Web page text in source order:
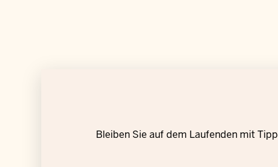
Bleiben Sie auf dem Laufenden mit